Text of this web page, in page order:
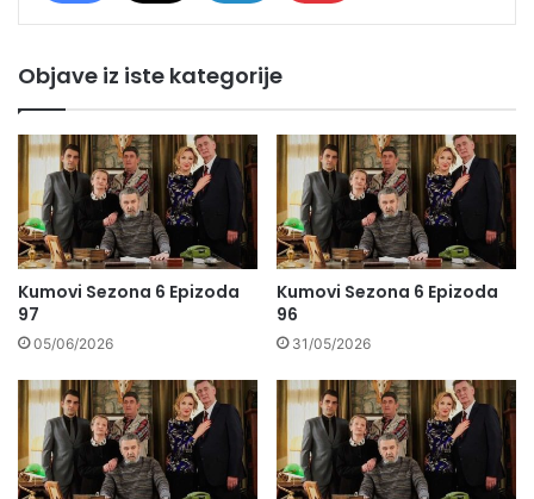
Objave iz iste kategorije
Kumovi Sezona 6 Epizoda
97
05/06/2026
Kumovi Sezona 6 Epizoda
96
31/05/2026